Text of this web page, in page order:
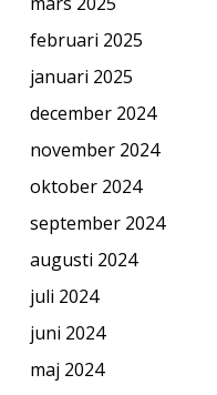
februari 2025
januari 2025
december 2024
november 2024
oktober 2024
september 2024
augusti 2024
juli 2024
juni 2024
maj 2024